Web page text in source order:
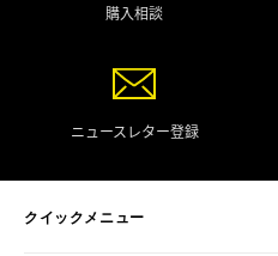
購入相談
ニュースレター登録
クイックメニュー